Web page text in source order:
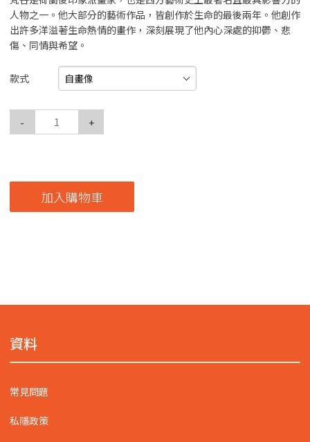
人物之一。他大部分的藝術作品，皆創作於生命的最後兩年。他創作
出許多洋溢著生命熱情的畫作，深刻展現了他內心深處的抑鬱、悲
傷、同情與希望。
款式 自畫像
- +
加入購物車
資料
常見問題
私隱政策